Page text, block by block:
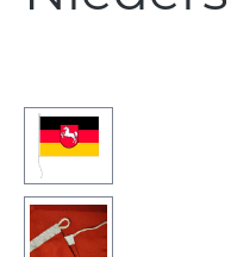
Bildergalerie